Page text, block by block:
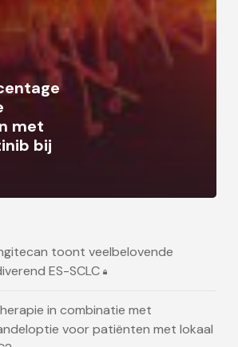
met
bij
toont veelbelovende
ES-SCLC
in combinatie met
voor patiënten met lokaal